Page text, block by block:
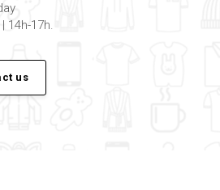
14h-17h.
us